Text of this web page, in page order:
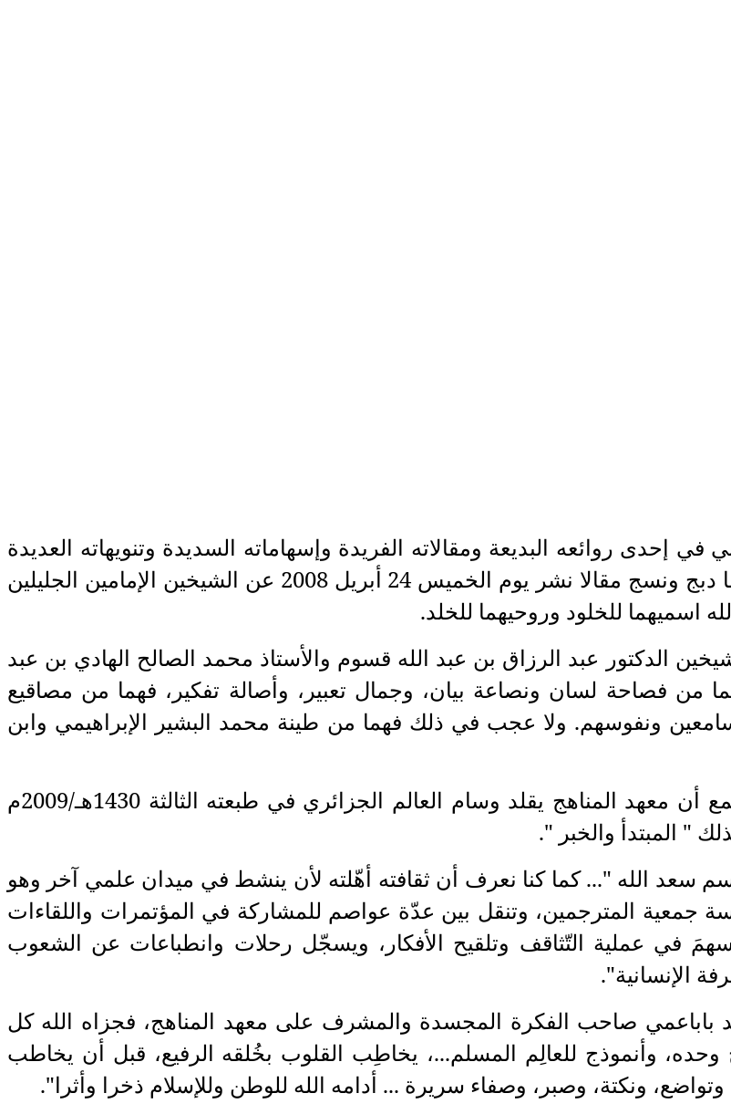
إحدى روائعه البديعة ومقالاته الفريدة وإسهاماته السديدة وتنويهاته العديدة
في جريدة الشروق اليومي سليلة البصائر العريقة، عندما دبج ونسج مقالا نشر يوم الخميس 24 أبريل 2008 عن الشيخين الإمامين الجليلين
اسميهما للخلود وروحيهما للخلد.
الدكتور عبد الرزاق بن عبد الله قسوم والأستاذ محمد الصالح الهادي بن عبد
من فصاحة لسان ونصاعة بيان، وجمال تعبير، وأصالة تفكير، فهما من مصاقيع
ونفوسهم. ولا عجب في ذلك فهما من طينة محمد البشير الإبراهيمي وابن
لقد غمرني فيض من السعادة مثل الكثير ممن قرأ وسمع أن معهد المناهج يقلد وسام العالم الجزائري في طبعته الثالثة 1430هـ/2009م
" المبتدأ والخبر ".
سعد الله "... كما كنا نعرف أن ثقافته أهّلته لأن ينشط في ميدان علمي آخر وهو
جمعية المترجمين، وتنقل بين عدّة عواصم للمشاركة في المؤتمرات واللقاءات
في عملية التّثاقف وتلقيح الأفكار، ويسجّل رحلات وانطباعات عن الشعوب
الإنسانية".
باباعمي صاحب الفكرة المجسدة والمشرف على معهد المناهج، فجزاه الله كل
وأنموذج للعالِم المسلم...، يخاطِب القلوب بخُلقه الرفيع، قبل أن يخاطب
ونكتة، وصبر، وصفاء سريرة ... أدامه الله للوطن وللإسلام ذخرا وأثرا".